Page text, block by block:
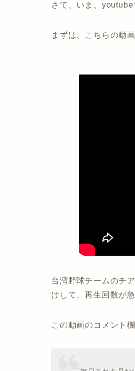
さて、いま、
まずは、こちらの動
台湾野球チームのチ
けして、再生回数が
この動画のコメント